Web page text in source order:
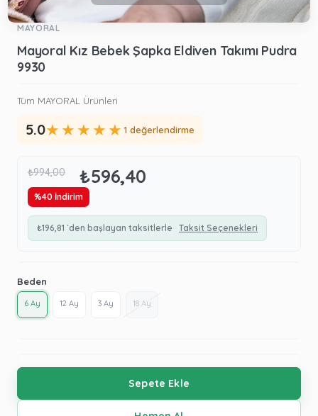
MAYORAL
Mayoral Kız Bebek Şapka Eldiven Takımı Pudra
9930
Tüm MAYORAL Ürünleri
5.0★★★★★ 1 değerlendirme
₺994,00 ₺596,40
%40 İndirim
₺196,81 `den başlayan taksitlerle Taksit Seçenekleri
Beden
6 Ay 12 Ay 3 Ay 18 Ay